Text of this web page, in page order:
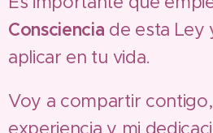
Consciencia de esta Ley
aplicar en tu vida.
Voy a compartir